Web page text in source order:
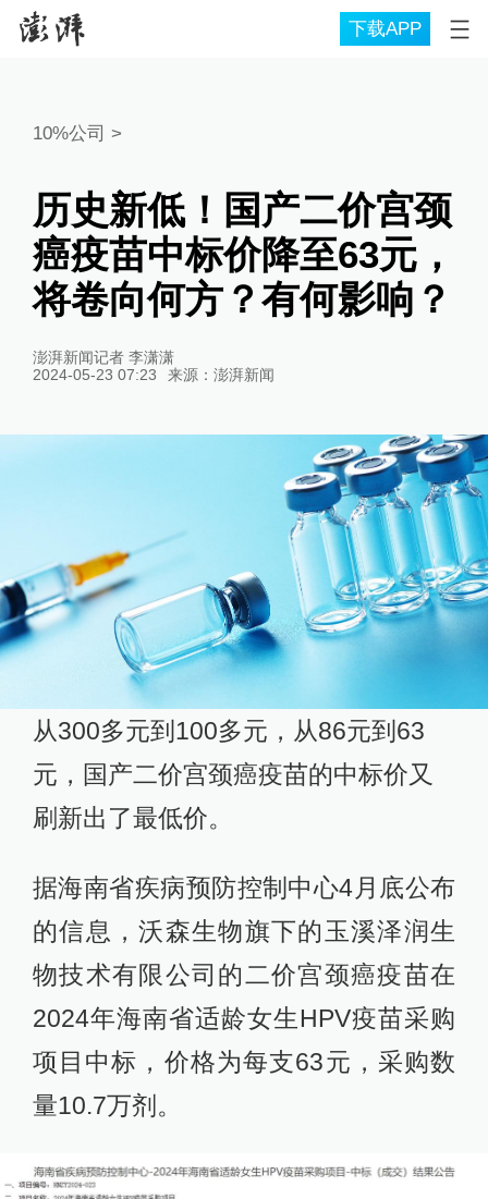
下载APP
10%公司 >
历史新低！国产二价宫颈
癌疫苗中标价降至63元，
将卷向何方？有何影响？
澎湃新闻记者 李潇潇
2024-05-23 07:23
来源： 澎湃新闻
从300多元到100多元，从86元到63
元，国产二价宫颈癌疫苗的中标价又
刷新出了最低价。
据海南省疾病预防控制中心4月底公布
的信息，沃森生物旗下的玉溪泽润生
物技术有限公司的二价宫颈癌疫苗在
2024年海南省适龄女生HPV疫苗采购
项目中标，价格为每支63元，采购数
量10.7万剂。